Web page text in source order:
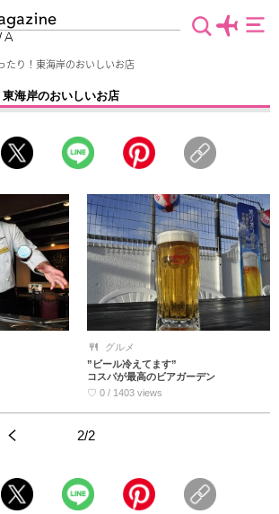
たり！東海岸のおいしいお店
海岸のおいしいお店
さんある東海岸。ドライブの合間のひと時に行く絶景おし
うご当地グルメなんていかがでしょうか。海の駅やテーマ
グルメ
”ビール冷えてます”
コスパが最高のビアガーデン
♡ 0 / 1403 views
2/2